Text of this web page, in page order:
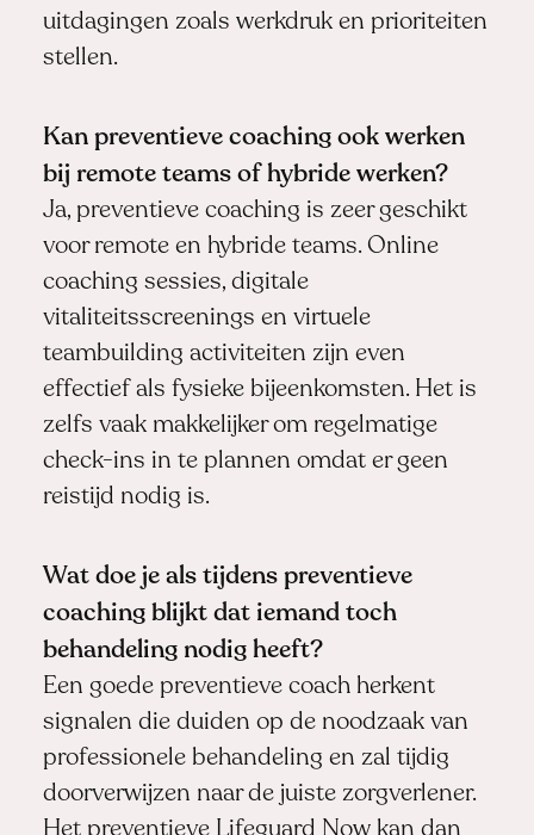
uitdagingen zoals werkdruk en prioriteiten
stellen.
Kan preventieve coaching ook werken
bij remote teams of hybride werken?
Ja, preventieve coaching is zeer geschikt
voor remote en hybride teams. Online
coaching sessies, digitale
vitaliteitsscreenings en virtuele
teambuilding activiteiten zijn even
effectief als fysieke bijeenkomsten. Het is
zelfs vaak makkelijker om regelmatige
check-ins in te plannen omdat er geen
reistijd nodig is.
Wat doe je als tijdens preventieve
coaching blijkt dat iemand toch
behandeling nodig heeft?
Een goede preventieve coach herkent
signalen die duiden op de noodzaak van
professionele behandeling en zal tijdig
doorverwijzen naar de juiste zorgverlener.